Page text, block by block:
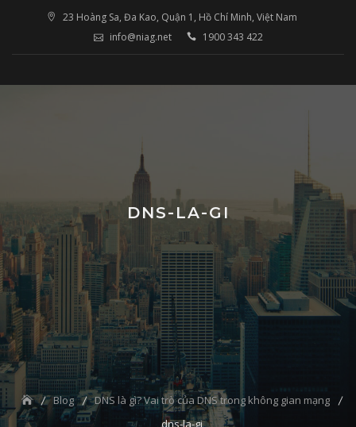
23 Hoàng Sa, Đa Kao, Quận 1, Hồ Chí Minh, Việt Nam
info@niag.net
1900 343 422
DNS-LA-GI
Blog
DNS là gì? Vai trò của DNS trong không gian mạng
dns-la-gi